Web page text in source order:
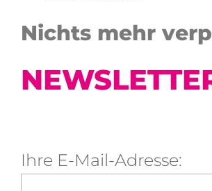
Nichts mehr
Ihre E-Mail-Adresse: